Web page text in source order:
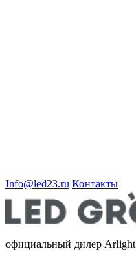
Info@led23.ru Контакты
официальный дилер Arlight